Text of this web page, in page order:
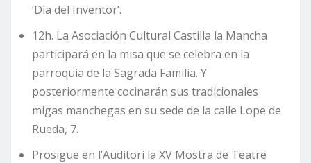
‘Día del Inventor’.
12h. La Asociación Cultural Castilla la Mancha
participará en la misa que se celebra en la
parroquia de la Sagrada Familia. Y
posteriormente cocinarán sus tradicionales
migas manchegas en su sede de la calle Lope de
Rueda, 7.
Prosigue en l’Auditori la XV Mostra de Teatre